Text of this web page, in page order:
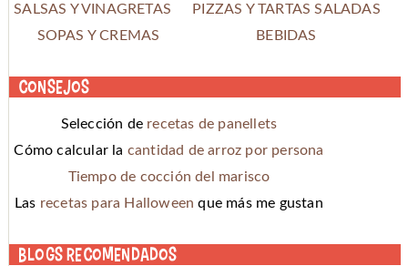
SALSAS Y VINAGRETAS
PIZZAS Y TARTAS SALADAS
SOPAS Y CREMAS
BEBIDAS
Consejos
Selección de recetas de panellets
Cómo calcular la cantidad de arroz por persona
Tiempo de cocción del marisco
Las recetas para Halloween que más me gustan
Blogs recomendados